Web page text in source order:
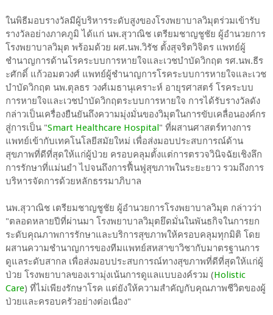
ในพิธีมอบรางวัลมีผู้บริหารระดับสูงของโรงพยาบาลวิมุตร่วมเข้ารับ
รางวัลอย่างภาคภูมิ ได้แก่ นพ.สุวาณิช เตรียมชาญชูชัย ผู้อำนวยการ
โรงพยาบาลวิมุต พร้อมด้วย ผศ.นพ.วิรัช ตั้งสุจริตวิจิตร แพทย์ผู้
ชำนาญการด้านโรคระบบการหายใจและเวชบำบัดวิกฤต รศ.นพ.ธีร
ะศักดิ์ แก้วอมตวงศ์ แพทย์ผู้ชำนาญการโรคระบบการหายใจและเวช
บำบัดวิกฤต นพ.ตุลธร วงศ์เมธานุเคราะห์ อายุรศาสตร์ โรคระบบ
การหายใจและเวชบำบัดวิกฤตระบบการหายใจ การได้รับรางวัลดัง
กล่าวเป็นเครื่องยืนยันถึงความมุ่งมั่นของวิมุตในการขับเคลื่อนองค์กร
สู่การเป็น "Smart Healthcare Hospital" ที่ผสานศาสตร์ทางการ
แพทย์เข้ากับเทคโนโลยีสมัยใหม่ เพื่อส่งมอบประสบการณ์ด้าน
สุขภาพที่ดีที่สุดให้แก่ผู้ป่วย ครอบคลุมตั้งแต่การตรวจวินิจฉัยเชิงลึก
การรักษาที่แม่นยำ ไปจนถึงการฟื้นฟูสุขภาพในระยะยาว รวมถึงการ
บริหารจัดการด้วยหลักธรรมาภิบาล
นพ.สุวาณิช เตรียมชาญชูชัย ผู้อำนวยการโรงพยาบาลวิมุต กล่าวว่า
"ตลอดหลายปีที่ผ่านมา โรงพยาบาลวิมุตยึดมั่นในพันธกิจในการยก
ระดับคุณภาพการรักษาและบริการสุขภาพให้ครอบคลุมทุกมิติ โดย
ผสานความชำนาญการของทีมแพทย์สหสาขาวิชากับมาตรฐานการ
ดูแลระดับสากล เพื่อส่งมอบประสบการณ์ทางสุขภาพที่ดีที่สุดให้แก่ผู้
ป่วย โรงพยาบาลของเรามุ่งเน้นการดูแลแบบองค์รวม (Holistic
Care) ที่ไม่เพียงรักษาโรค แต่ยังให้ความสำคัญกับคุณภาพชีวิตของผู้
ป่วยและครอบครัวอย่างต่อเนื่อง"